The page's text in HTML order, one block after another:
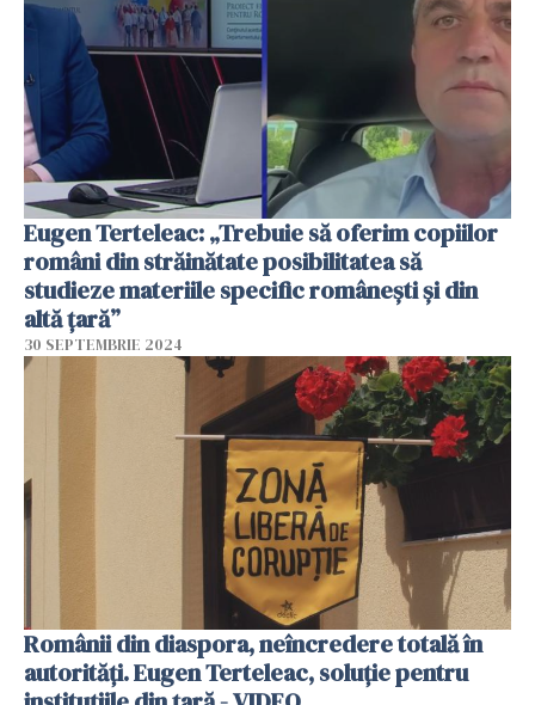
Eugen Terteleac: „Trebuie să oferim copiilor
români din străinătate posibilitatea să
studieze materiile specific românești și din
altă țară”
30 SEPTEMBRIE 2024
Românii din diaspora, neîncredere totală în
autorități. Eugen Terteleac, soluție pentru